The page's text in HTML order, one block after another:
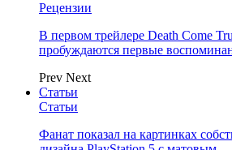
Рецензии
В первом трейлере Death Come
пробуждаются первые
Prev Next
Статьи
Статьи
Фанат показал на картинках